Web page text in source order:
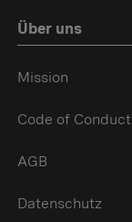
Über uns
Mission
Code of Conduct
AGB
Datenschutz